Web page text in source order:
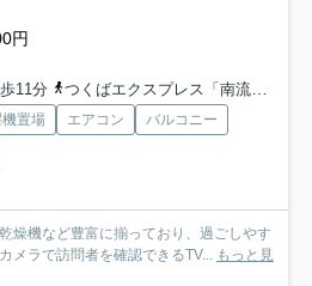
円
11分
つくばエクスプレス「南流山」駅 徒歩11分
置場 エアコン
バルコニー
燥機など豊富に揃っており、過ごしやす
メラで訪問者を確認できるTV...
もっと見